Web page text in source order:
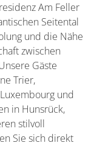
Am Feller
Seitental
und die Nähe
zwischen
Gäste
Trier,
und
in Hunsrück,
stilvoll
Sie sich direkt